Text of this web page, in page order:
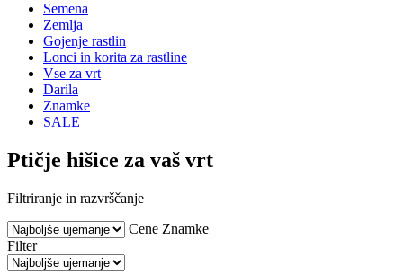
Semena
Zemlja
Gojenje rastlin
Lonci in korita za rastline
Vse za vrt
Darila
Znamke
SALE
Ptičje hišice za vaš vrt
Filtriranje in razvrščanje
Cene Znamke
Filter